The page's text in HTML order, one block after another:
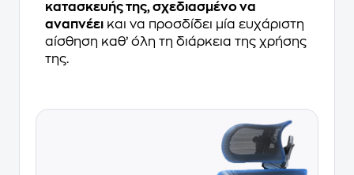
κατασκευής της, σχεδιασμένο να
αναπνέει και να προσδίδει μία ευχάριστη
αίσθηση καθ’ όλη τη διάρκεια της χρήσης
της.